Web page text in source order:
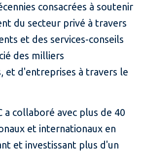
consacrées à soutenir
du secteur privé à travers
et des services-conseils
des milliers
et d'entreprises à travers le
a collaboré avec plus de 40
et internationaux en
et investissant plus d'un